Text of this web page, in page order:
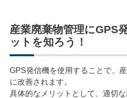
産業廃棄物管理にGPS
ットを知ろう！
GPS発信機を使用することで、
に改善されます。
具体的なメリットとして、適切